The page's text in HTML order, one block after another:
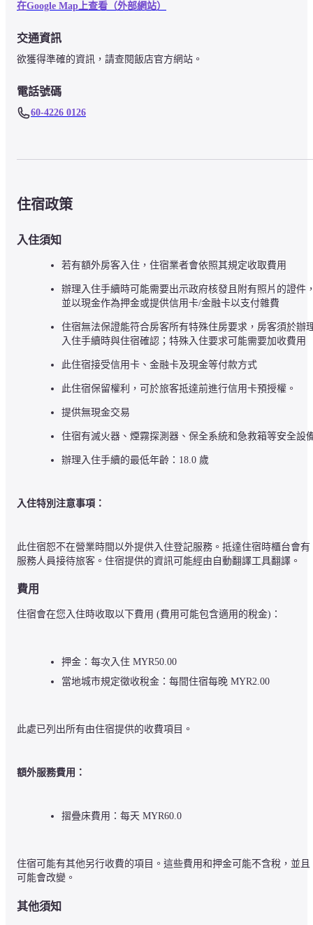
在Google Map上查看（外部網站）
交通資訊
欲獲得準確的資訊，請查閱飯店官方網站。
電話號碼
60-4226 0126
住宿政策
入住須知
若有額外房客入住，住宿業者會依照其規定收取費用
辦理入住手續時可能需要出示政府核發且附有照片的證件
並以現金作為押金或提供信用卡/金融卡以支付雜費
住宿無法保證能符合房客所有特殊住房要求，房客須於辦
入住手續時與住宿確認；特殊入住要求可能需要加收費用
此住宿接受信用卡、金融卡及現金等付款方式
此住宿保留權利，可於旅客抵達前進行信用卡預授權。
提供無現金交易
住宿有滅火器、煙霧探測器、保全系統和急救箱等安全設
辦理入住手續的最低年齡：18.0 歲
入住特別注意事項：
此住宿恕不在營業時間以外提供入住登記服務。抵達住宿時櫃台會有
服務人員接待旅客。住宿提供的資訊可能經由自動翻譯工具翻譯。
費用
住宿會在您入住時收取以下費用 (費用可能包含適用的稅金)：
押金：每次入住 MYR50.00
當地城市規定徵收稅金：每間住宿每晚 MYR2.00
此處已列出所有由住宿提供的收費項目。
額外服務費用：
摺疊床費用：每天 MYR60.0
住宿可能有其他另行收費的項目。這些費用和押金可能不含稅，並且
可能會改變。
其他須知